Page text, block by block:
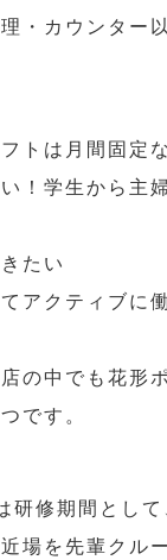
・カウンター
トは月間固定
！学生から主
たい
アクティブに
の中でも花形
です。
研修期間とし
場を先輩クル